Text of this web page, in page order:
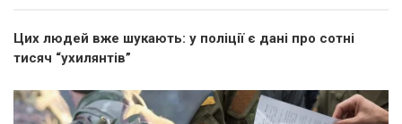
Цих людей вже шукають: у поліції є дані про сотні
тисяч “ухилянтів”